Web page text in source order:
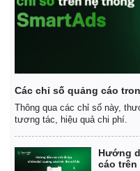
Các chỉ số quảng cáo
Thông qua các chỉ số này,
tương tác, hiệu quả chi phí.
Hướng
cáo trên